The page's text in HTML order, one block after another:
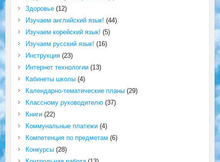
Здоровье(12)
Изучаем английский язык! (44)
Изучаем корейский язык! (5)
Изучаем русский язык! (16)
Инструкция(23)
Интернет технологии(13)
Кабинеты школы(4)
Календарно-тематические планы(29)
Классному руководителю(37)
Книги(22)
Коммунальные платежи(4)
Компетенция по предметам (6)
Конкурсы(28)